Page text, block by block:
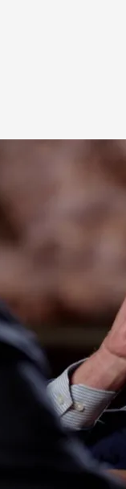
cuenta las
encabezaba
con
el partido"
de